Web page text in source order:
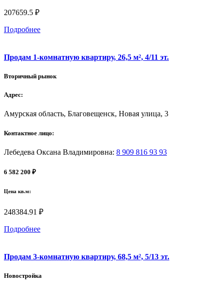
207659.5 ₽
Подробнее
Продам 1-комнатную квартиру, 26,5 м², 4/11 эт.
Вторичный рынок
Адрес:
Амурская область, Благовещенск, Новая улица, 3
Контактное лицо:
Лебедева Оксана Владимировна: 8 909 816 93 93
6 582 200 ₽
Цена кв.м:
248384.91 ₽
Подробнее
Продам 3-комнатную квартиру, 68,5 м², 5/13 эт.
Новостройка